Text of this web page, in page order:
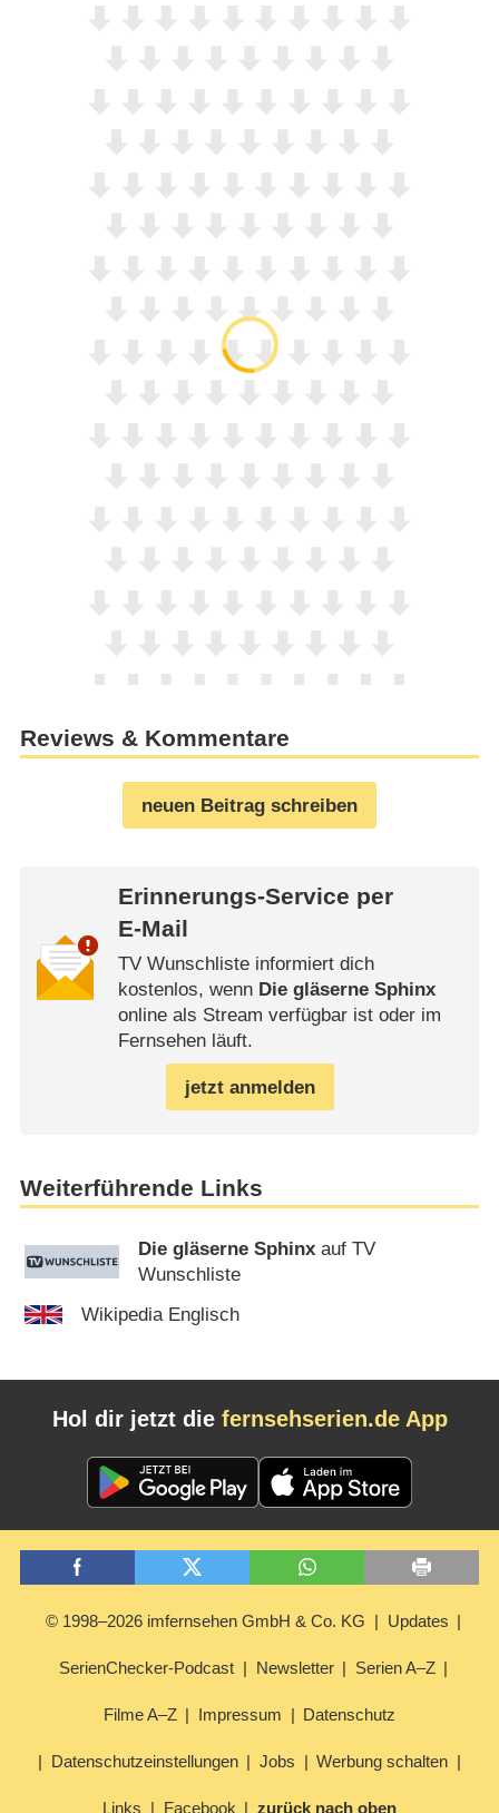
Reviews & Kommentare
neuen Beitrag schreiben
Erinnerungs-Service per
E-Mail
TV Wunschliste informiert dich
kostenlos, wenn Die gläserne Sphinx
online als Stream verfügbar ist oder im
Fernsehen läuft.
jetzt anmelden
Weiterführende Links
Die gläserne Sphinx auf TV
Wunschliste
Wikipedia Englisch
Hol dir jetzt die fernsehserien.de App
© 1998–2026 imfernsehen GmbH & Co. KG Updates
SerienChecker-Podcast Newsletter Serien A–Z
Filme A–Z Impressum Datenschutz
Datenschutzeinstellungen Jobs Werbung schalten
Links Facebook zurück nach oben